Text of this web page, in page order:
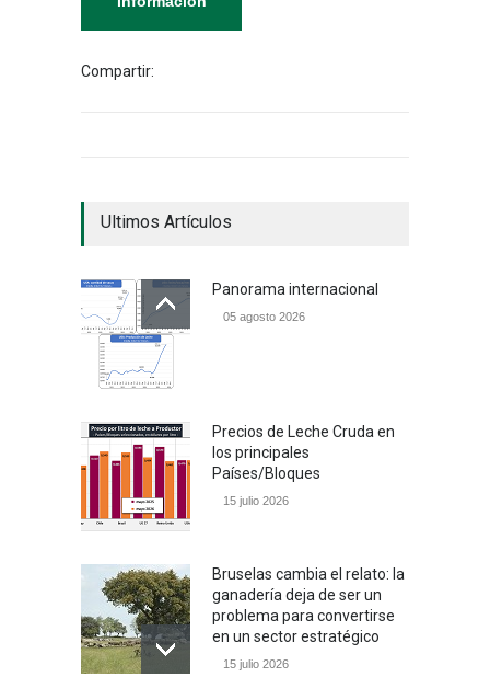
Compartir:
Ultimos Artículos
Panorama internacional
05 agosto 2026
Precios de Leche Cruda en
los principales
Países/Bloques
15 julio 2026
Bruselas cambia el relato: la
ganadería deja de ser un
problema para convertirse
en un sector estratégico
15 julio 2026